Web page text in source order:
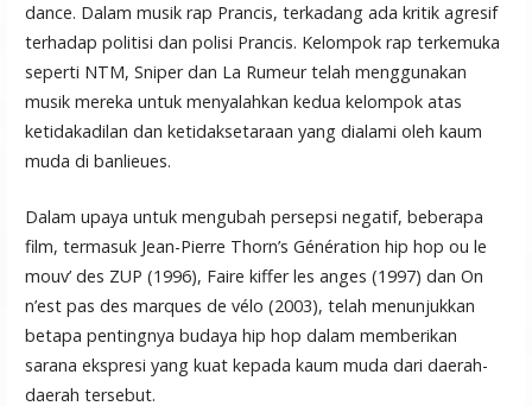
dance. Dalam musik rap Prancis, terkadang ada kritik agresif
terhadap politisi dan polisi Prancis. Kelompok rap terkemuka
seperti NTM, Sniper dan La Rumeur telah menggunakan
musik mereka untuk menyalahkan kedua kelompok atas
ketidakadilan dan ketidaksetaraan yang dialami oleh kaum
muda di banlieues.
Dalam upaya untuk mengubah persepsi negatif, beberapa
film, termasuk Jean-Pierre Thorn’s Génération hip hop ou le
mouv’ des ZUP (1996), Faire kiffer les anges (1997) dan On
n’est pas des marques de vélo (2003), telah menunjukkan
betapa pentingnya budaya hip hop dalam memberikan
sarana ekspresi yang kuat kepada kaum muda dari daerah-
daerah tersebut.